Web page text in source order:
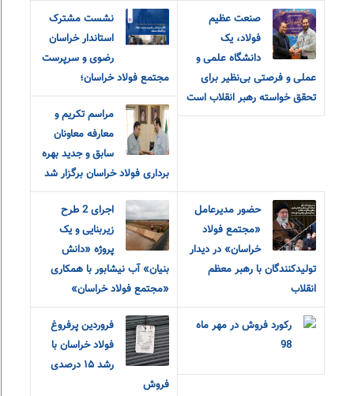
صنعت عظیم
فولاد، یک
دانشگاه علمی و
عملی و فرصتی بی‌نظیر برای
تحقق خواسته رهبر انقلاب است
نشست مشترک
استاندار خراسان
رضوی و سرپرست
مجتمع فولاد خراسان؛
مراسم تکریم و
معارفه‌ معاونان
سابق و جدید بهره
برداری فولاد خراسان برگزار شد
حضور مدیرعامل
«مجتمع فولاد
خراسان» در دیدار
تولیدکنندگان با رهبر معظم
انقلاب
اجرای 2 طرح
زیربنایی و یک
پروژه «دانش
بنیان» آب نیشابور با همکاری
«مجتمع فولاد خراسان»
رکورد فروش در مهر ماه
98
فروردین پرفروغ
فولاد خراسان با
رشد ۱۵ درصدی
فروش